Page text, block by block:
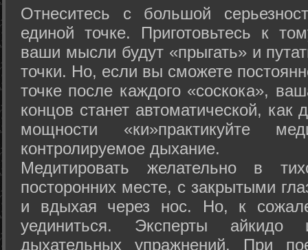
Отнеситесь с большой
единой точке. Приготовьтесь к
ваши мысли будут «прыгать» и
точки. Но, если вы сможете
точке после каждого «соскока»,
концов станет автоматической,
мощности «ки»практикуйте
контролируемое дыхание.
Медитировать желательно в
посторонних месте, с закрытыми
и вдыхая через нос. Но, к
уединиться. Эксперты айкидо
дыхательных упражнений. При